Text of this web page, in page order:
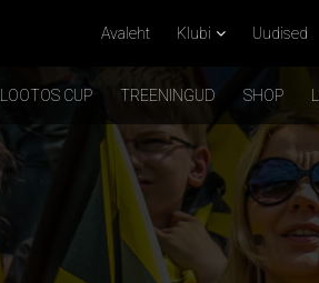
Avaleht Klubi Uudised
LOOTOS CUP TREENINGUD SHOP